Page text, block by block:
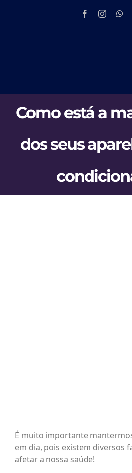
Como está a
dos seus
⁠É muito importante
em dia, pois existem diversos
afetar a nossa saúde!⁠